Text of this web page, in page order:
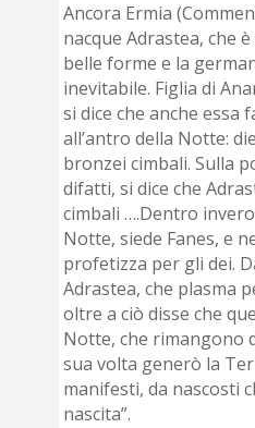
Ancora Ermia
nacque Adrastea, che
belle forme e la
inevitabile. Figlia di
si dice che anche essa
all’antro della Notte:
bronzei cimbali. Sulla
difatti, si dice che
cimbali ….Dentro
Notte, siede Fanes, e
profetizza per gli dei.
Adrastea, che plasma
oltre a ciò disse che
Notte, che rimangono
sua volta generò la
manifesti, da nascosti
nascita”.